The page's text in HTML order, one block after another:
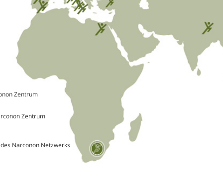
Zentrum
Zentrum
Narconon Netzwerks